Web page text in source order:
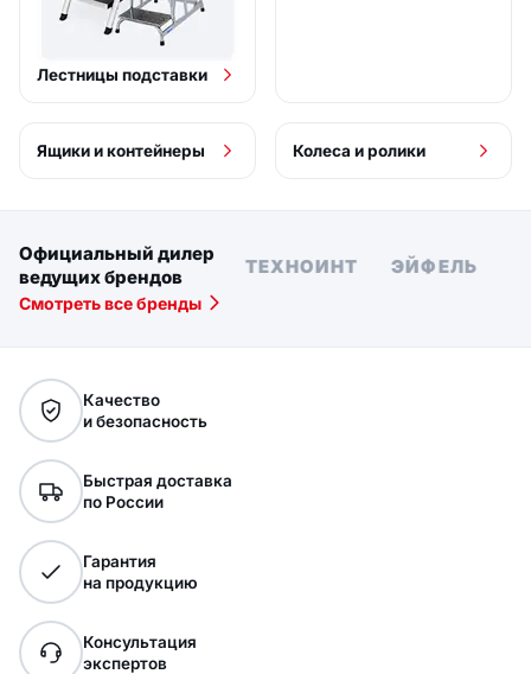
Лестницы подставки
Ящики и контейнеры Колеса и ролики
Официальный дилер
ведущих брендов
LONGWAY ТЕХНОИНТ ЭЙФЕЛЬ
Смотреть все бренды
Качество
и безопасность
Быстрая доставка
по России
Гарантия
на продукцию
Консультация
экспертов